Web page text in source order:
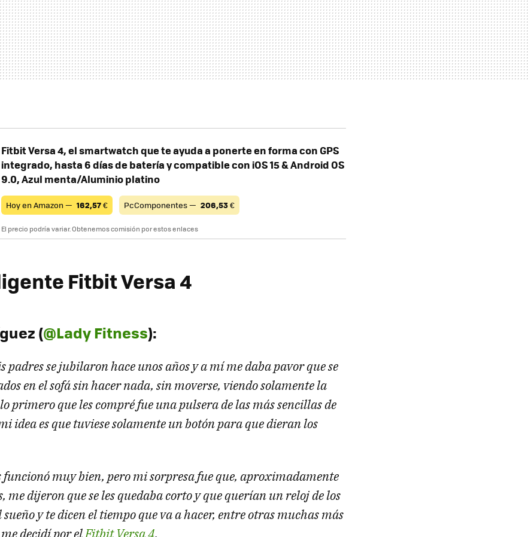
Fitbit Versa 4, el smartwatch que te ayuda a ponerte en forma con GPS
integrado, hasta 6 días de batería y compatible con iOS 15 & Android OS
9.0, Azul menta/Aluminio platino
Hoy en Amazon — 162,57€ PcComponentes — 206,53€
El precio podría variar. Obtenemos comisión por estos enlaces
Fitbit Versa 4
(@Lady Fitness):
padres se jubilaron hace unos años y a mí me daba pavor que se
en el sofá sin hacer nada, sin moverse, viendo solamente la
primero que les compré fue una pulsera de las más sencillas de
idea es que tuviese solamente un botón para que dieran los
muy bien, pero mi sorpresa fue que, aproximadamente
me dijeron que se les quedaba corto y que querían un reloj de los
y te dicen el tiempo que va a hacer, entre otras muchas más
decidí por elFitbit Versa 4.